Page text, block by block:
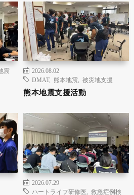
震
2026.08.02
DMAT, 熊本地震 被災地支援
熊本地震支援活動
2026.07.29
ハートライフ研修医
救急症例検